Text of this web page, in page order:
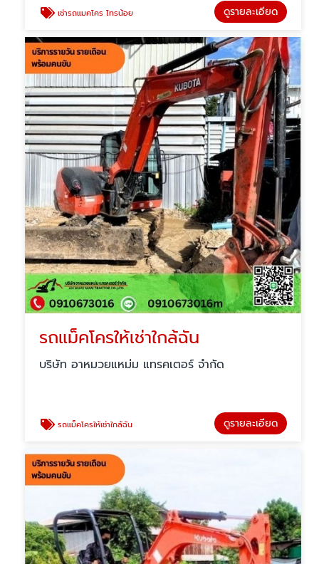
เช่ารถแมคโคร ไทรน้อย ดูรายละเอียด
รถแม็คโครให้เช่าใกล้ฉัน
บริษัท อาหมวยแหม่ม แทรคเตอร์ จำกัด
รถแม็คโครให้เช่าใกล้ฉัน ดูรายละเอียด